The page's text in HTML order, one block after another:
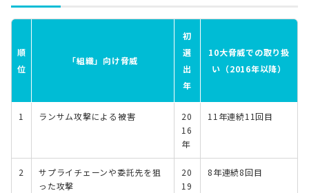
順
位
「組織」向け脅威
初
選
出
年
10大脅威での取り扱
い（2016年以降）
1 ランサム攻撃による被害
20
16
年
11年連続11回目
2
サプライチェーンや委託先を狙
った攻撃
20
19
8年連続8回目